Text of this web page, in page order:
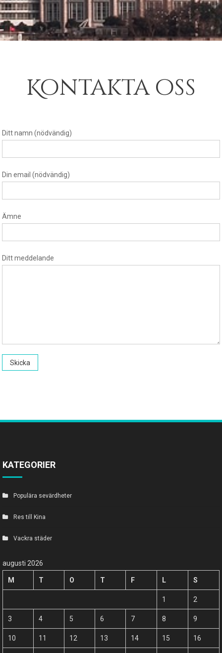
Kontakta oss
Ditt namn (nödvändig)
Din email (nödvändig)
Ämne
Ditt meddelande
KATEGORIER
Populära sevärdheter
Res till Kina
Vackra städer
augusti 2026
M T O T F L S
1 2
3 4 5 6 7 8 9
10 11 12 13 14 15 16